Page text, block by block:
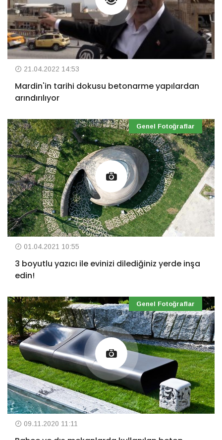
21.04.2022 14:53
Mardin'in tarihi dokusu betonarme yapılardan
arındırılıyor
Genel Fotoğraflar
01.04.2021 10:55
3 boyutlu yazıcı ile evinizi dilediğiniz yerde inşa
edin!
Genel Fotoğraflar
09.11.2020 11:11